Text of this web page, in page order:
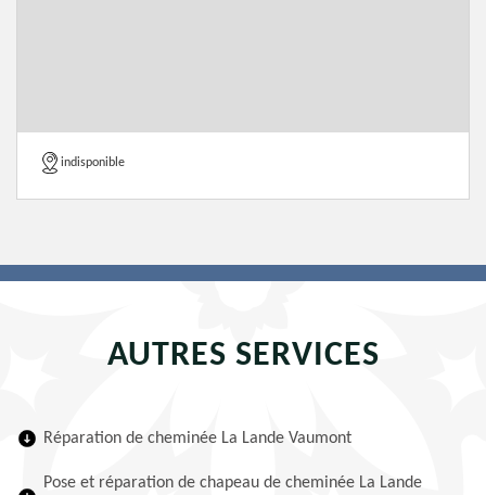
indisponible
AUTRES SERVICES
Réparation de cheminée La Lande Vaumont
Pose et réparation de chapeau de cheminée La Lande